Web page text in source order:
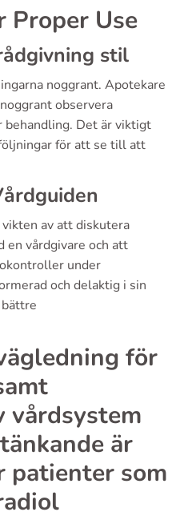
Proper Use
stil
noggrant. Apotekare
observera
behandling. Det är viktigt
för att se till att
av att diskutera
en vårdgivare och att
under
och delaktig i sin
för
vårdsystem
är
patienter som